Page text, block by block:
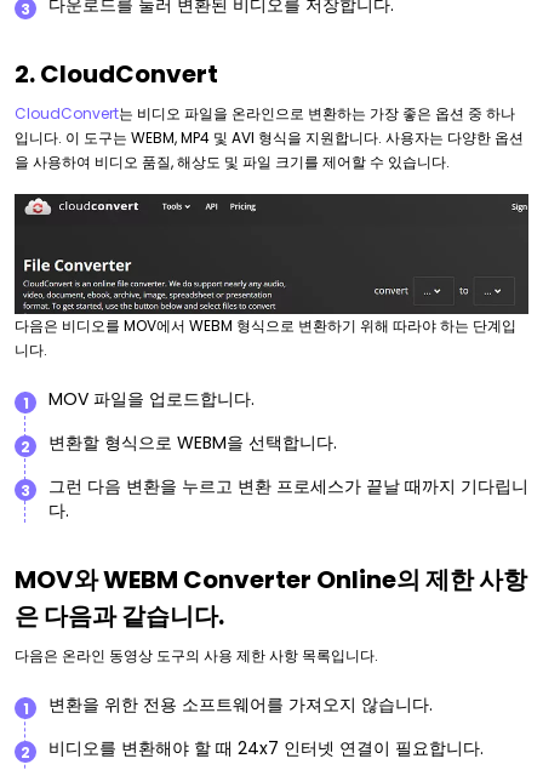
3 다운로드를 눌러 변환된 비디오를 저장합니다.
2. CloudConvert
CloudConvert는 비디오 파일을 온라인으로 변환하는 가장 좋은 옵션 중 하나
입니다. 이 도구는 WEBM, MP4 및 AVI 형식을 지원합니다. 사용자는 다양한 옵션
을 사용하여 비디오 품질, 해상도 및 파일 크기를 제어할 수 있습니다.
다음은 비디오를 MOV에서 WEBM 형식으로 변환하기 위해 따라야 하는 단계입
니다.
1 MOV 파일을 업로드합니다.
2 변환할 형식으로 WEBM을 선택합니다.
3
그런 다음 변환을 누르고 변환 프로세스가 끝날 때까지 기다립니
다.
MOV와 WEBM Converter Online의 제한 사항
은 다음과 같습니다.
다음은 온라인 동영상 도구의 사용 제한 사항 목록입니다.
1 변환을 위한 전용 소프트웨어를 가져오지 않습니다.
2 비디오를 변환해야 할 때 24x7 인터넷 연결이 필요합니다.